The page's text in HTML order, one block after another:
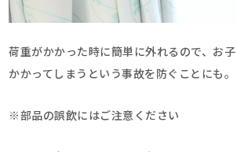
荷重がかかった時に簡単に外れるので、お
かかってしまうという事故を防ぐことにも。
※部品の誤飲にはご注意ください